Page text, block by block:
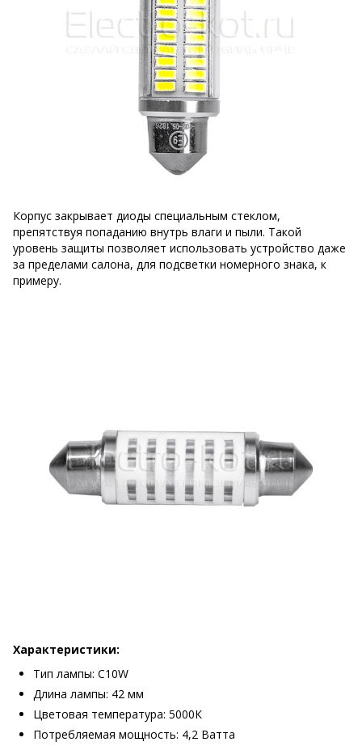
Корпус закрывает диоды специальным стеклом,
препятствуя попаданию внутрь влаги и пыли. Такой
уровень защиты позволяет использовать устройство даже
за пределами салона, для подсветки номерного знака, к
примеру.
Характеристики:
Тип лампы: С10W
Длина лампы: 42 мм
Цветовая температура: 5000К
Потребляемая мощность: 4,2 Ватта